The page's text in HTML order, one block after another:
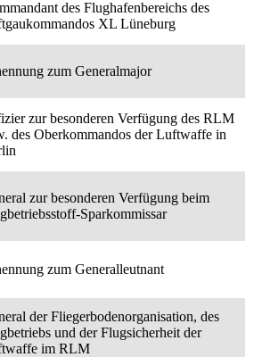
des Flughafenbereichs des
XL Lüneburg
zum Generalmajor
zur besonderen Verfügung des RLM
des Oberkommandos der Luftwaffe in
zur besonderen Verfügung beim
Sparkommissar
zum Generalleutnant
der Fliegerbodenorganisation, des
und der Flugsicherheit der
im RLM